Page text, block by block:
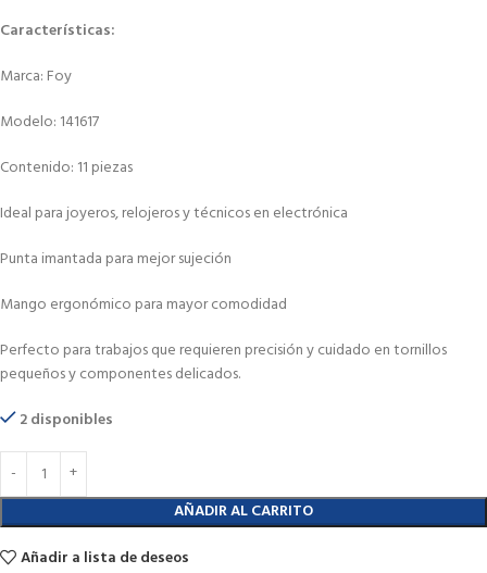
Características:
Marca: Foy
Modelo: 141617
Contenido: 11 piezas
Ideal para joyeros, relojeros y técnicos en electrónica
Punta imantada para mejor sujeción
Mango ergonómico para mayor comodidad
Perfecto para trabajos que requieren precisión y cuidado en tornillos
pequeños y componentes delicados.
2 disponibles
AÑADIR AL CARRITO
Añadir a lista de deseos